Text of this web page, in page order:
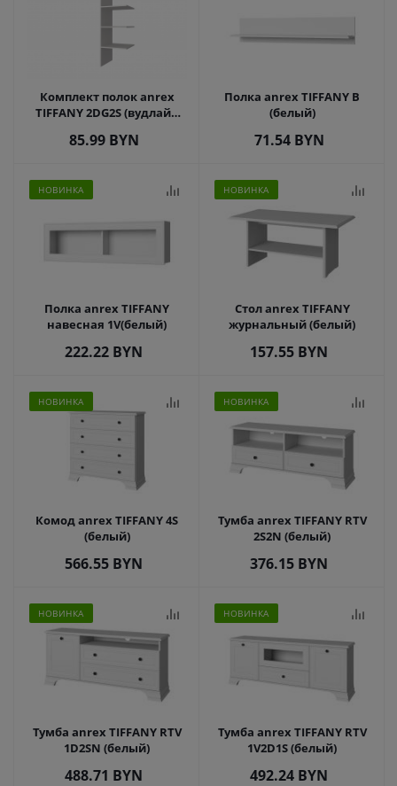
Комплект полок anrex
TIFFANY 2DG2S (вудлайн
85.99BYN
Полка anrex TIFFANY B
(белый)
71.54BYN
НОВИНКА
Полка anrex TIFFANY
навесная 1V(белый)
222.22 BYN
НОВИНКА
Стол anrex TIFFANY
журнальный (белый)
157.55 BYN
НОВИНКА
Комод anrex TIFFANY 4S
(белый)
566.55 BYN
НОВИНКА
Тумба anrex TIFFANY RTV
2S2N (белый)
376.15 BYN
НОВИНКА
Тумба anrex TIFFANY RTV
1D2SN (белый)
488.71 BYN
НОВИНКА
Тумба anrex TIFFANY RTV
1V2D1S (белый)
492.24 BYN